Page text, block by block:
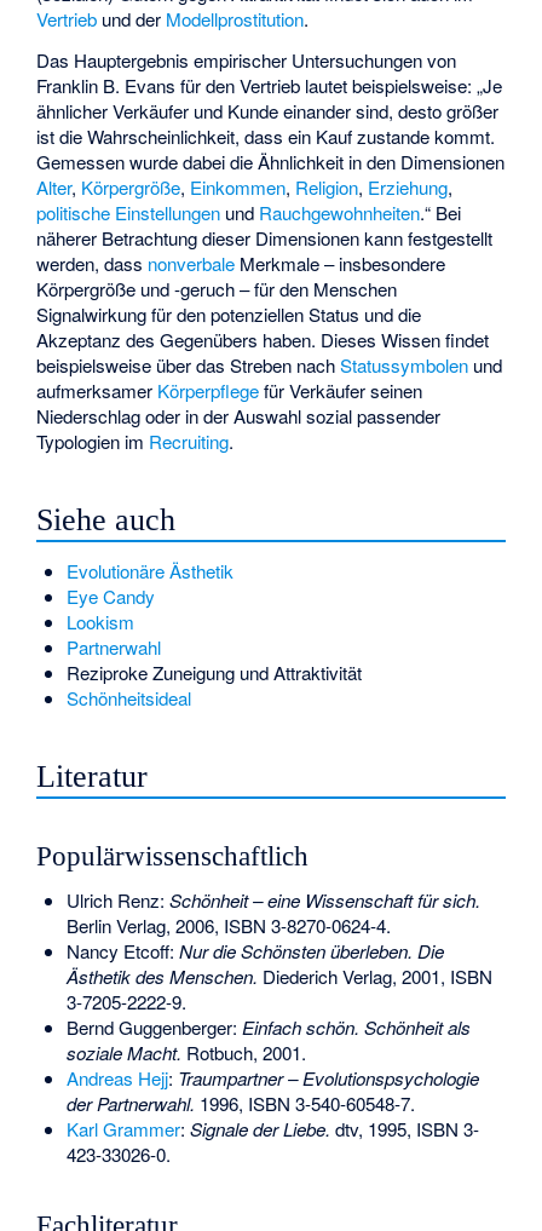
Vertrieb und der Modellprostitution.
Das Hauptergebnis empirischer Untersuchungen von
Franklin B. Evans für den Vertrieb lautet beispielsweise: „Je
ähnlicher Verkäufer und Kunde einander sind, desto größer
ist die Wahrscheinlichkeit, dass ein Kauf zustande kommt.
Gemessen wurde dabei die Ähnlichkeit in den Dimensionen
Alter, Körpergröße, Einkommen, Religion, Erziehung,
politische Einstellungen und Rauchgewohnheiten.“ Bei
näherer Betrachtung dieser Dimensionen kann festgestellt
werden, dass nonverbale Merkmale – insbesondere
Körpergröße und -geruch – für den Menschen
Signalwirkung für den potenziellen Status und die
Akzeptanz des Gegenübers haben. Dieses Wissen findet
beispielsweise über das Streben nachStatussymbolen und
aufmerksamer Körperpflegefür Verkäufer seinen
Niederschlag oder in der Auswahl sozial passender
Typologien im Recruiting.
Siehe auch
Evolutionäre Ästhetik
Eye Candy
Lookism
Partnerwahl
Reziproke Zuneigung und Attraktivität
Schönheitsideal
Literatur
Populärwissenschaftlich
Ulrich Renz: Schönheit – eine Wissenschaft für sich.
Berlin Verlag, 2006, ISBN 3-8270-0624-4.
Nancy Etcoff: Nur die Schönsten überleben. Die
Ästhetik des Menschen. Diederich Verlag, 2001, ISBN
3-7205-2222-9.
Bernd Guggenberger: Einfach schön. Schönheit als
soziale Macht. Rotbuch, 2001.
Andreas Hejj: Traumpartner – Evolutionspsychologie
der Partnerwahl. 1996, ISBN 3-540-60548-7.
Karl Grammer: Signale der Liebe. dtv, 1995, ISBN 3-
423-33026-0.
Fachliteratur